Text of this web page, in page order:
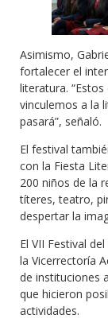
Asimismo,
fortalecer el
literatura.
vinculemos a la
pasará”, señaló.
El festival
con la Fiesta
200 niños de la
títeres, teatro,
despertar la
El VII Festival
la Vicerrectoría
de instituciones
que hicieron
actividades.